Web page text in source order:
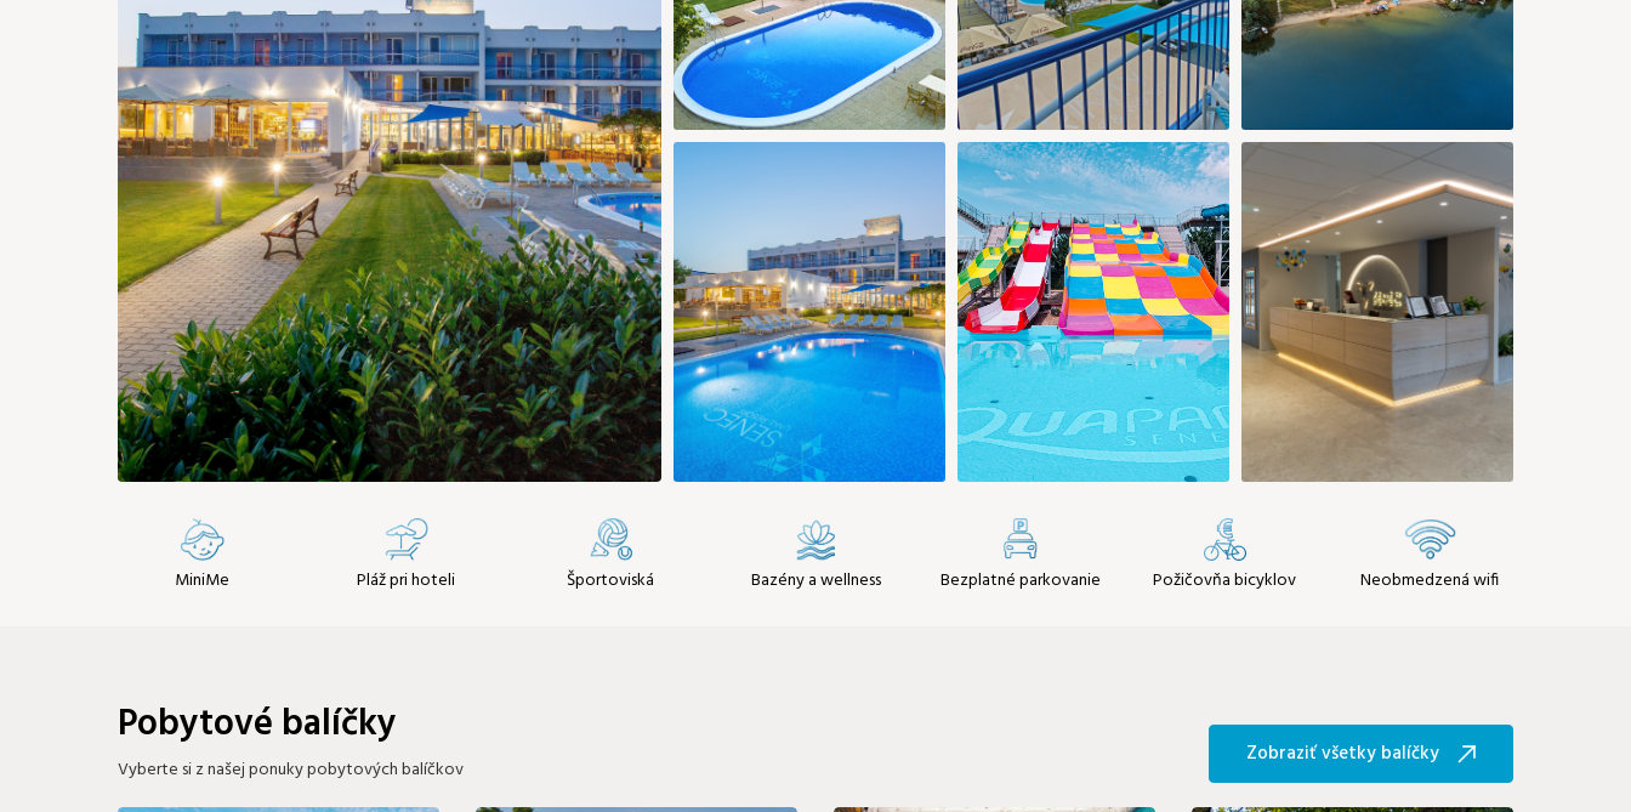
356 € 330 € 330 € 293 € 280 €
24
300 €
25
268 €
26
262 €
27
249 €
28
254 €
29
254 €
30
158 €
31
169 €
133 € 133 € 133 € 213 € 139 €
28
118 €
29
118 €
30
118 €
113 € 113 € 176 € 127 € 132 €
26
113 € 27 28
Pridať izbu
Potvrdiť výber
MiniMe Pláž pri hoteli Športoviská Bazény a wellness Bezplatné parkovanie Požičovňa bicyklov Neobmedzená wifi
Pobytové balíčky
Vyberte si z našej ponuky pobytových balíčkov
Zobraziť všetky balíčky